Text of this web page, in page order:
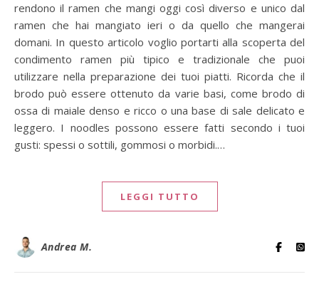
rendono il ramen che mangi oggi così diverso e unico dal
ramen che hai mangiato ieri o da quello che mangerai
domani. In questo articolo voglio portarti alla scoperta del
condimento ramen più tipico e tradizionale che puoi
utilizzare nella preparazione dei tuoi piatti. Ricorda che il
brodo può essere ottenuto da varie basi, come brodo di
ossa di maiale denso e ricco o una base di sale delicato e
leggero. I noodles possono essere fatti secondo i tuoi
gusti: spessi o sottili, gommosi o morbidi.…
LEGGI TUTTO
Andrea M.